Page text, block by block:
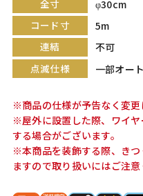
全寸
φ30cm
コード寸
5m
連結
不可
点滅仕様
一部オー
※商品の仕様が予告なく変更
※屋外に設置した際、ワイ
する場合がございます。
※本商品を装飾する際、き
ますので取り扱いにはご注意